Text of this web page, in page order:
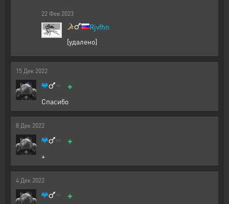
22 Фев 2023
Rjvfhn
[удалено]
15 Дек 2022
+
Спасибо
8 Дек 2022
+
+
4 Дек 2022
+